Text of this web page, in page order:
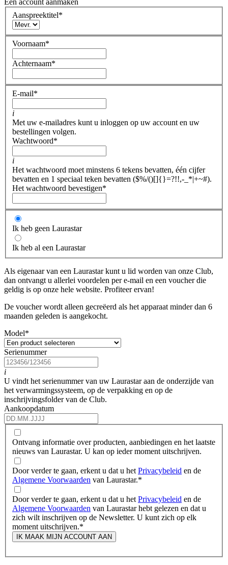
Een account aanmaken
Aanspreektitel*
Voornaam*
Achternaam*
E-mail*
i
Met uw e-mailadres kunt u inloggen op uw account en uw
bestellingen volgen.
Wachtwoord*
i
Het wachtwoord moet minstens 6 tekens bevatten, één cijfer
bevatten en 1 speciaal teken bevatten ($%/()[]{}=?!!,-_*|+~#).
Het wachtwoord bevestigen*
Ik heb geen Laurastar
Ik heb al een Laurastar
Als eigenaar van een Laurastar kunt u lid worden van onze Club,
dan ontvangt u allerlei voordelen per e-mail en een voucher die
geldig is op onze hele website. Profiteer ervan!
De voucher wordt alleen gecreëerd als het apparaat minder dan 6
maanden geleden is aangekocht.
Model*
Serienummer
i
U vindt het serienummer van uw Laurastar aan de onderzijde van
het verwarmingssysteem, op de verpakking en op de
inschrijvingsfolder van de Club.
Aankoopdatum
Ontvang informatie over producten, aanbiedingen en het laatste
nieuws van Laurastar. U kan op ieder moment uitschrijven.
Door verder te gaan, erkent u dat u het Privacybeleid en de
Algemene Voorwaarden van Laurastar.*
Door verder te gaan, erkent u dat u het Privacybeleid en de
Algemene Voorwaarden van Laurastar hebt gelezen en dat u
zich wilt inschrijven op de Newsletter. U kunt zich op elk
moment uitschrijven.*
IK MAAK MIJN ACCOUNT AAN